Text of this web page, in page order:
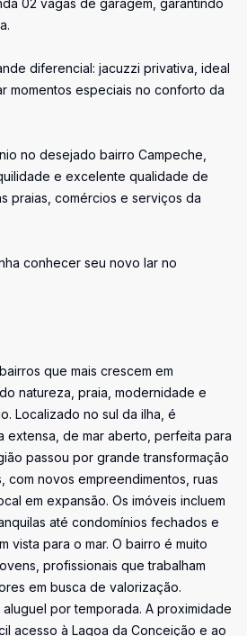
02 vagas de garagem, garantindo
diferencial: jacuzzi privativa, ideal
momentos especiais no conforto da
no desejado bairro Campeche,
e excelente qualidade de
praias, comércios e serviços da
conhecer seu novo lar no
que mais crescem em
natureza, praia, modernidade e
Localizado no sul da ilha, é
extensa, de mar aberto, perfeita para
passou por grande transformação
com novos empreendimentos, ruas
em expansão. Os imóveis incluem
até condomínios fechados e
vista para o mar. O bairro é muito
profissionais que trabalham
em busca de valorização.
por temporada. A proximidade
acesso à Lagoa da Conceição e ao